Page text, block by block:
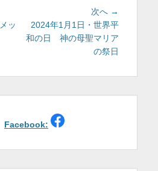
ッ
次へ →
の
2024年1月1日・世界平
和の日 神の母聖マリア
の祭日
Facebook: